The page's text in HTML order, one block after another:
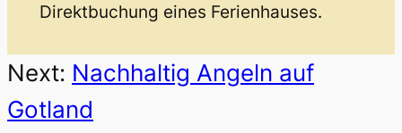
Direktbuchung eines Ferienhauses.
Next: Nachhaltig Angeln auf
Gotland